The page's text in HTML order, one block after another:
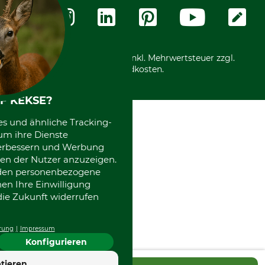
Zahlungsarten
Community
International
*Alle Preise in Euro und inkl. Mehrwertsteuer zzgl.
Versandkosten.
KEKSE?
und ähnliche Tracking-
ihre Dienste
und Werbung
der Nutzer anzuzeigen.
personenbezogene
Ihre Einwilligung
Zukunft widerrufen
Impressum
Konfigurieren